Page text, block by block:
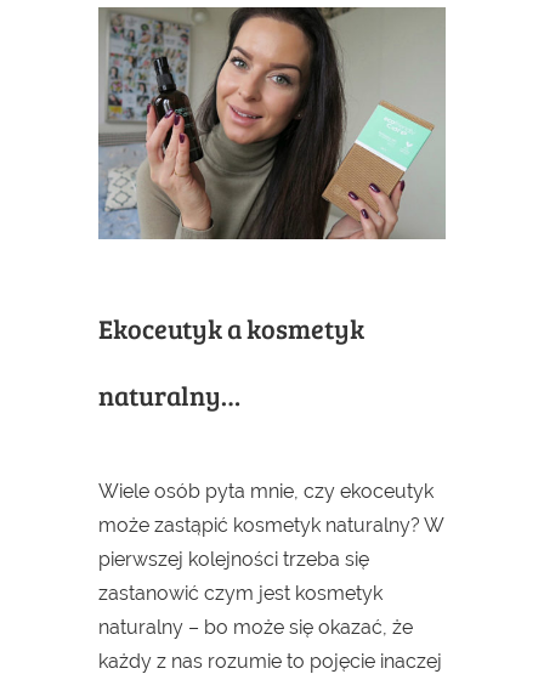
Ekoceutyk a kosmetyk
naturalny…
Wiele osób pyta mnie, czy ekoceutyk
może zastąpić kosmetyk naturalny? W
pierwszej kolejności trzeba się
zastanowić czym jest kosmetyk
naturalny – bo może się okazać, że
każdy z nas rozumie to pojęcie inaczej